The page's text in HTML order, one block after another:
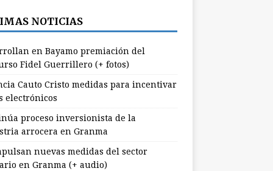
NOTICIAS
en Bayamo premiación del
Fidel Guerrillero (+ fotos)
Cauto Cristo medidas para incentivar
electrónicos
proceso inversionista de la
arrocera en Granma
nuevas medidas del sector
en Granma (+ audio)